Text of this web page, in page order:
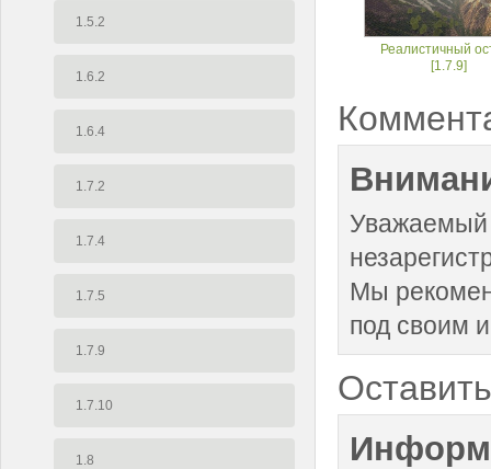
1.5.2
1.6.2
1.6.4
1.7.2
1.7.4
1.7.5
1.7.9
1.7.10
1.8
Реалистичный
[1.7.9]
Уважаемый
Мы
под своим